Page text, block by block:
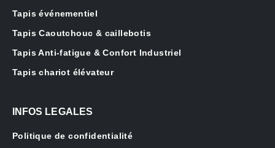
Tapis événementiel
Tapis Caoutchouc & caillebotis
Tapis Anti-fatigue & Confort Industriel
Tapis chariot élévateur
INFOS LEGALES
Politique de confidentialité